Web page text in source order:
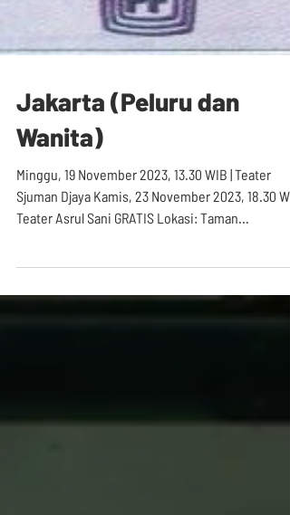
Jakarta (Peluru dan
Wanita)
Minggu, 19 November 2023, 13.30 WIB | Teater
Sjuman Djaya Kamis, 23 November 2023, 18.30